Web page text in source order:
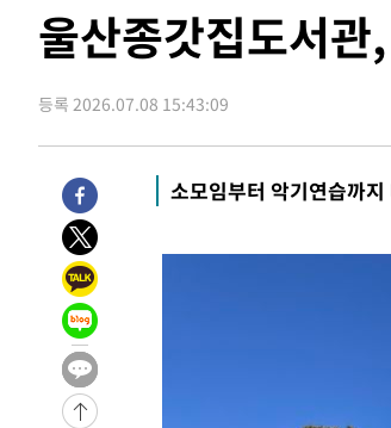
4시간 전 >[속보]뉴욕증시 상승 마감…S&P 0.6%
-28338초 전 >[속보]이강인 "감독님이 원하는 마음
-28120초 전 >수도권 40도 육박 '펄펄'…동해안
-27089초 전 >
온열질환 사망자 3명 늘어…누적 환
-21034초 전 >
강릉에 시간당 81.4㎜ 물폭탄…도
-17141초 전 >
-14851초 전 >
-12385초 전 >
-11761초 전 >
-7988초 전 >
극한폭염 한풀 꺾이지만…'낮 최고
주 날씨]
-5006초 전 >
축구협회 "압수수색·성접대 논란
울산종갓집도서
등록 2026.07.08 15:43:09
소모임부터 악기연습까